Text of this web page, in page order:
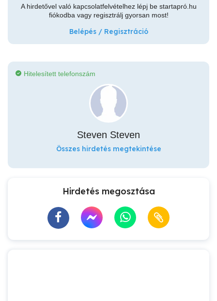
A hirdetővel való kapcsolatfelvételhez lépj be startapró.hu
fiókodba vagy regisztrálj gyorsan most!
Belépés / Regisztráció
Hitelesített telefonszám
Steven Steven
Összes hirdetés megtekintése
Hirdetés megosztása